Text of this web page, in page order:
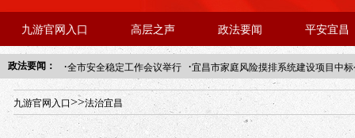
九游官网入口 高层之声 政法要闻 平安宜昌
政法要闻： ·全市安全稳定工作会议举行 ·宜昌市家庭风险摸排系统建设项目中
年“招才兴业”事业单位人才引进·北京站人民大学入校工作提醒
九游官网入口>>法治宜昌